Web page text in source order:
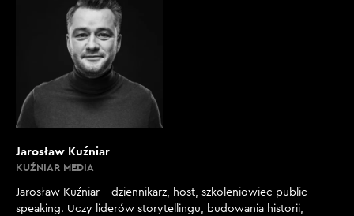
Jarosław Kuźniar
KUŹNIAR MEDIA
Jarosław Kuźniar – dziennikarz, host, szkoleniowiec public
speaking. Uczy liderów storytellingu, budowania historii,